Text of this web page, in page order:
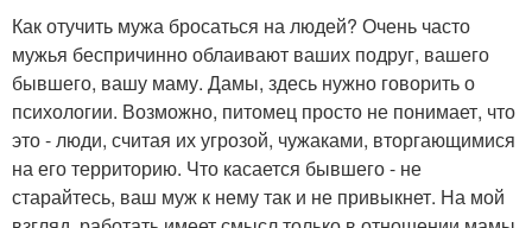
Как отучить мужа бросаться на людей? Очень часто
мужья беспричинно облаивают ваших подруг, вашего
бывшего, вашу маму. Дамы, здесь нужно говорить о
психологии. Возможно, питомец просто не понимает, что
это - люди, считая их угрозой, чужаками, вторгающимися
на его территорию. Что касается бывшего - не
старайтесь, ваш муж к нему так и не привыкнет. На мой